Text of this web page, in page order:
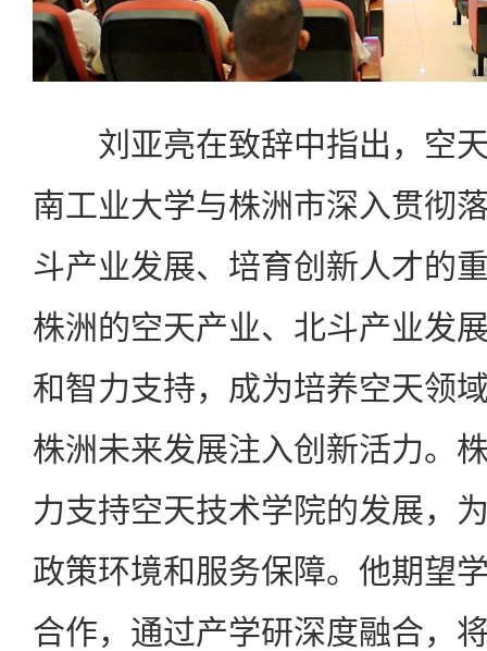
刘亚亮在致辞中指出，空天
南工业大学与株洲市深入贯彻
斗产业发展、培育创新人才的
株洲的空天产业、北斗产业发
和智力支持，成为培养空天领
株洲未来发展注入创新活力。
力支持空天技术学院的发展，
政策环境和服务保障。他期望
合作，通过产学研深度融合，